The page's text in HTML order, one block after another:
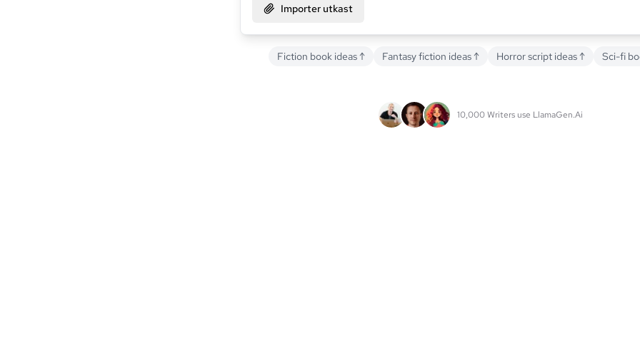
Importer utkast
Fiction book ideas↑ Fantasy fiction ideas↑ Horror script ideas↑ Sci-fi
10,000 Writers use LlamaGen.Ai